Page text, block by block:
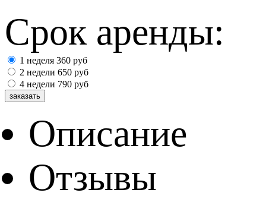
Срок аренды:
1 неделя 360 руб
2 недели 650 руб
4 недели 790 руб
Описание
Отзывы